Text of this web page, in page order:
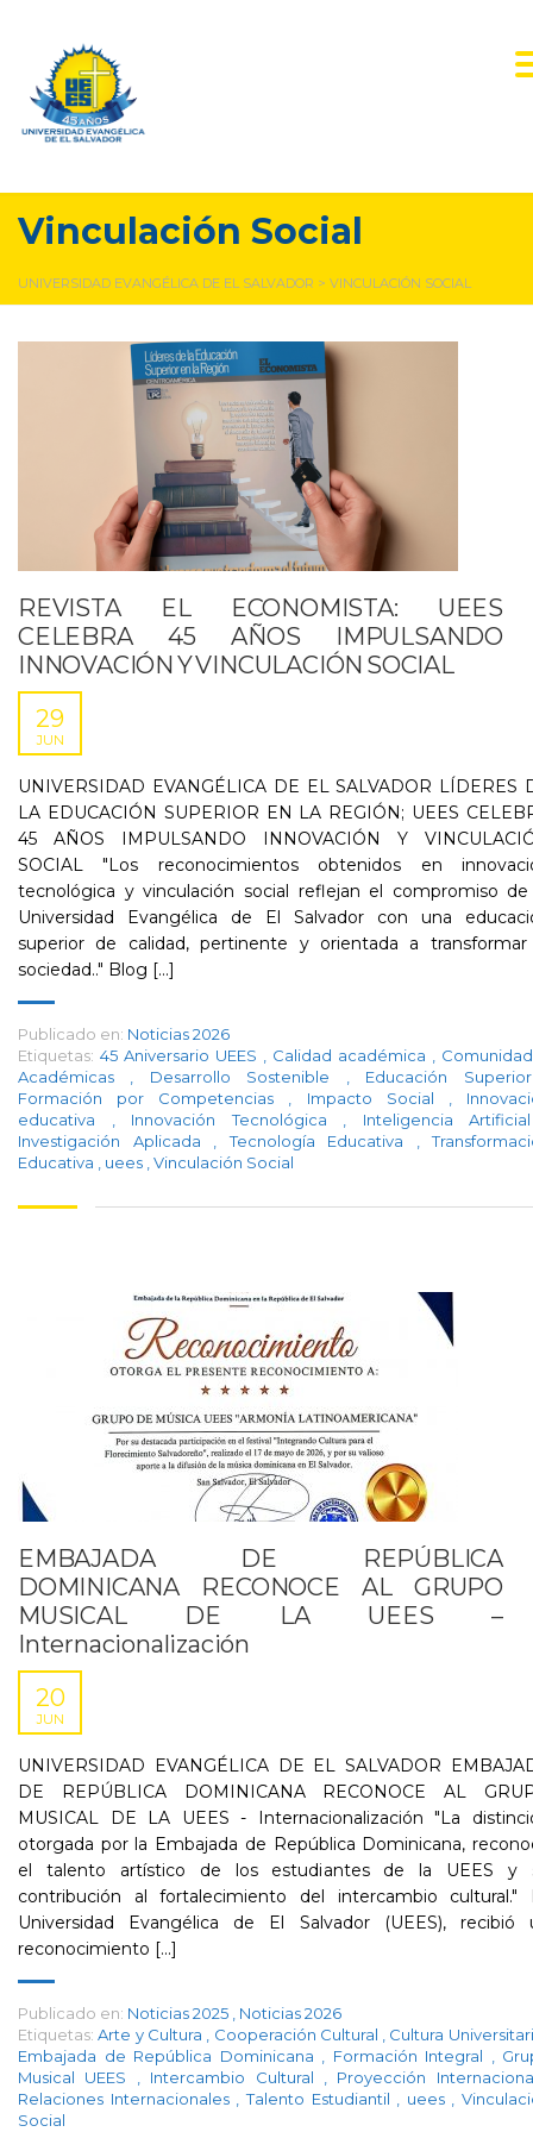
Vinculación Social
UNIVERSIDAD EVANGÉLICA DE EL SALVADOR > VINCULACIÓN SOCIAL
REVISTA EL ECONOMISTA: UEES
CELEBRA 45 AÑOS IMPULSANDO
INNOVACIÓN Y VINCULACIÓN SOCIAL
29
JUN
UNIVERSIDAD EVANGÉLICA DE EL SALVADOR LÍDERES
LA EDUCACIÓN SUPERIOR EN LA REGIÓN; UEES
45 AÑOS IMPULSANDO INNOVACIÓN Y
SOCIAL "Los reconocimientos obtenidos en
tecnológica y vinculación social reflejan el compromiso
Universidad Evangélica de El Salvador con una
superior de calidad, pertinente y orientada a transformar
sociedad.." Blog [...]
Publicado en: Noticias 2026
Etiquetas: 45 Aniversario UEES Calidad académica
Académicas
Desarrollo Sostenible
Educación
Formación por Competencias
Impacto Social
educativa
Innovación Tecnológica
Inteligencia
Investigación Aplicada
Tecnología Educativa
Educativa
uees Vinculación Social
EMBAJADA DE REPÚBLICA
DOMINICANA RECONOCE AL GRUPO
MUSICAL DE LA UEES –
Internacionalización
20
JUN
UNIVERSIDAD EVANGÉLICA DE EL SALVADOR
DE REPÚBLICA DOMINICANA RECONOCE AL
MUSICAL DE LA UEES - Internacionalización "La
otorgada por la Embajada de República Dominicana,
el talento artístico de los estudiantes de la UEES y
contribución al fortalecimiento del intercambio cultural."
Universidad Evangélica de El Salvador (UEES), recibió
reconocimiento [...]
Publicado en: Noticias 2025
Noticias 2026
Etiquetas: Arte y Cultura Cooperación Cultural
Cultura
Embajada de República Dominicana
Formación Integral
Musical UEES
Intercambio Cultural
Proyección
Relaciones Internacionales
Talento Estudiantil uees
Social